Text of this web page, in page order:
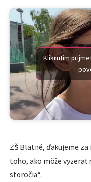
Kliknutím
ZŠ Blatné, ďakujeme
toho, ako môže vyzerať
storočia“.